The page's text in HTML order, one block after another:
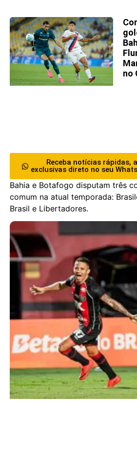
no
Receba notícias rápidas,
exclusivas direto no seu
Bahia e Botafogo disputam três
comum na atual temporada:
Brasil e Libertadores.